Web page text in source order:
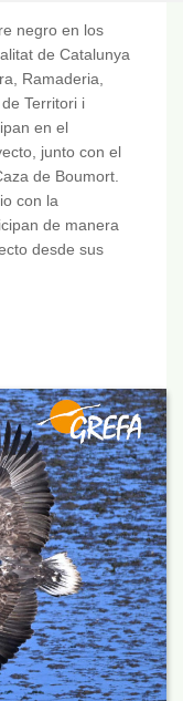
negro en los
de Catalunya
Ramaderia,
Territori i
en el
junto con el
de Boumort.
con la
de manera
desde sus